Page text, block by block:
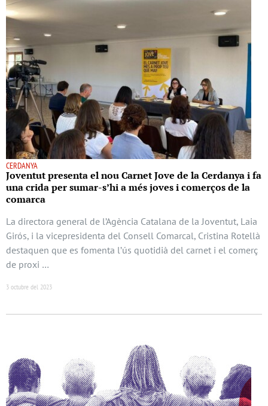
CERDANYA
Joventut presenta el nou Carnet Jove de la Cerdanya i fa
una crida per sumar-s’hi a més joves i comerços de la
comarca
La directora general de l’Agència Catalana de la Joventut, Laia
Girós, i la vicepresidenta del Consell Comarcal, Cristina Rotellà
destaquen que es fomenta l’ús quotidià del carnet i el comerç
de proxi …
3 octubre del 2023